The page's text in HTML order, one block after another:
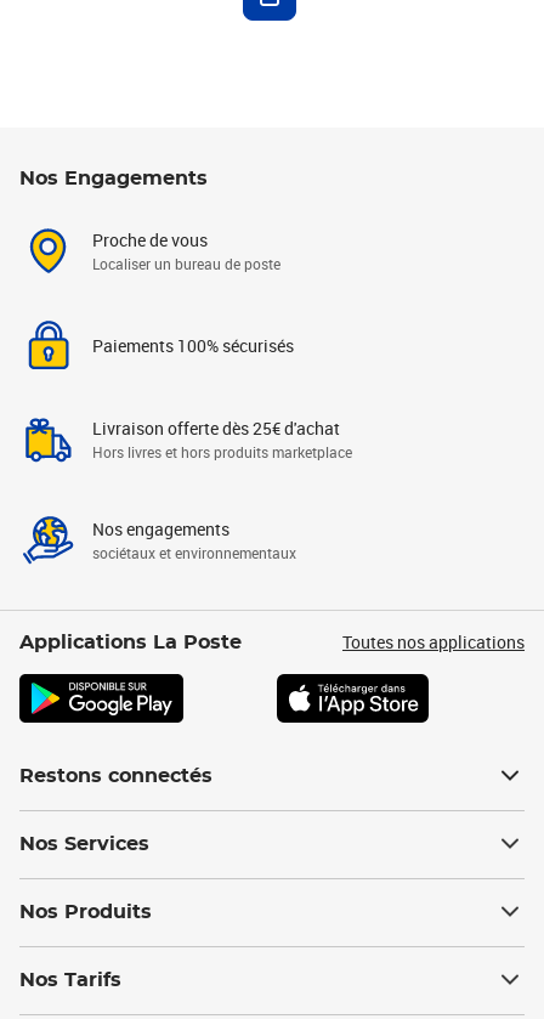
Nos Engagements
Proche de vous
Localiser un bureau de poste
Paiements 100% sécurisés
Livraison offerte dès 25€ d'achat
Hors livres et hors produits marketplace
Nos engagements
sociétaux et environnementaux
Applications La Poste Toutes nos applications
Restons connectés
Nos Services
Nos Produits
Nos Tarifs